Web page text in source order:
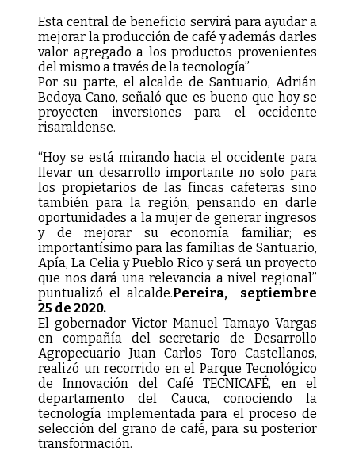
Esta central de beneficio servirá para ayudar a
mejorar la producción de café y además darles
valor agregado a los productos provenientes
del mismo a través de la tecnología”
Por su parte, el alcalde de Santuario, Adrián
Bedoya Cano, señaló que es bueno que hoy se
proyecten inversiones para el occidente
risaraldense.
“Hoy se está mirando hacia el occidente para
llevar un desarrollo importante no solo para
los propietarios de las fincas cafeteras sino
también para la región, pensando en darle
oportunidades a la mujer de generar ingresos
y de mejorar su economía familiar; es
importantísimo para las familias de Santuario,
Apía, La Celia y Pueblo Rico y será un proyecto
que nos dará una relevancia a nivel regional”
puntualizó el alcalde.Pereira, septiembre
25 de 2020.
El gobernador Victor Manuel Tamayo Vargas
en compañía del secretario de Desarrollo
Agropecuario Juan Carlos Toro Castellanos,
realizó un recorrido en el Parque Tecnológico
de Innovación del Café TECNICAFÉ, en el
departamento del Cauca, conociendo la
tecnología implementada para el proceso de
selección del grano de café, para su posterior
transformación.